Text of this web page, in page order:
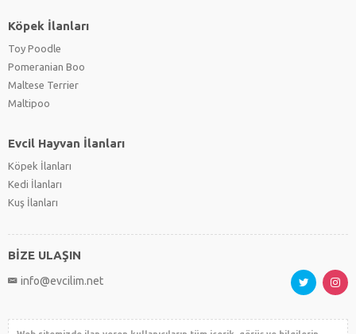
Köpek İlanları
Toy Poodle
Pomeranian Boo
Maltese Terrier
Maltipoo
Evcil Hayvan İlanları
Köpek İlanları
Kedi İlanları
Kuş İlanları
BİZE ULAŞIN
info@evcilim.net